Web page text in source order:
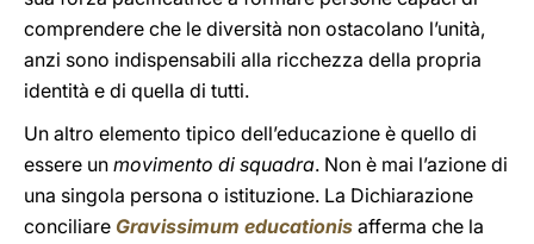
comprendere che le diversità non ostacolano l’unità,
anzi sono indispensabili alla ricchezza della propria
identità e di quella di tutti.
Un altro elemento tipico dell’educazione è quello di
essere un movimento di squadra. Non è mai l’azione di
una singola persona o istituzione. La Dichiarazione
conciliare Gravissimum educationis afferma che la